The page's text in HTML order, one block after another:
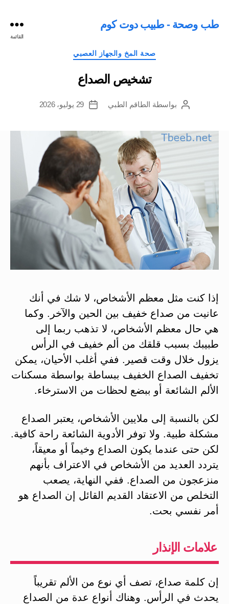
طب وصحة - طبيب دوت كوم
القائمة
التصنيفات
صحة المخ والجهاز العصبي
تشخيص الصداع
كاتببواسطة الطاقم الطبي
تاريخ
29 يوليو، 2026
إذا كنت مثل معظم الأشخاص، لا شك في أنك
عانيت من صداع خفيف بين الحين والآخر. وكما
هي حال معظم الأشخاص، لا تذهب ربما إلى
طبيبك بسبب قلقك من ألم خفيف في الرأس
يزول خلال وقت قصير. ففي أغلب الأحيان، يمكن
تخفيف الصداع الخفيف ببساطة بواسطة مسكنات
الألم الشائعة أو ببضع لحظات من الاسترخاء.
لكن بالنسبة إلى ملايين الأشخاص، يعتبر الصداع
مشكلة طبية. ولا توفر الأدوية الشائعة راحة كافية.
لكن حتى عندما يكون الصداع وخيماً أو معيقاً،
يتردد العديد من الأشخاص في الاعتراف بأنهم
منزعجون من الصداع. ففي النهاية، يصعب
التخلص من الاعتقاد القديم القائل إن الصداع هو
أمر نفسي بحت.
علامات الإنذار
إن كلمة صداع، تصف أي نوع من الألم تقريباً
يحدث في الرأس. وهناك أنواع عدة من الصداع